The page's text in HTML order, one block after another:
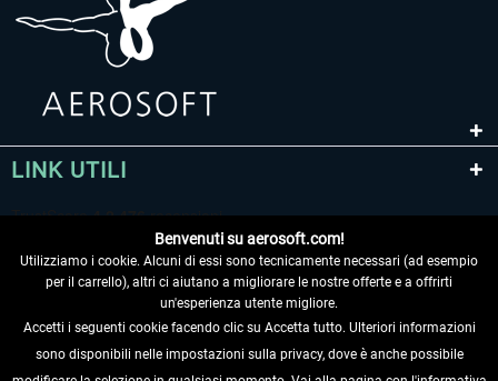
LINK UTILI
RECEDERE DAL CONTRATTO
Benvenuti su aerosoft.com!
Utilizziamo i cookie. Alcuni di essi sono tecnicamente necessari (ad esempio
per il carrello), altri ci aiutano a migliorare le nostre offerte e a offrirti
un'esperienza utente migliore.
Accetti i seguenti cookie facendo clic su Accetta tutto. Ulteriori informazioni
sono disponibili nelle impostazioni sulla privacy, dove è anche possibile